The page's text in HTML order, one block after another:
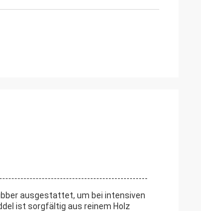
ausgestattet, um bei intensiven
ist sorgfältig aus reinem Holz